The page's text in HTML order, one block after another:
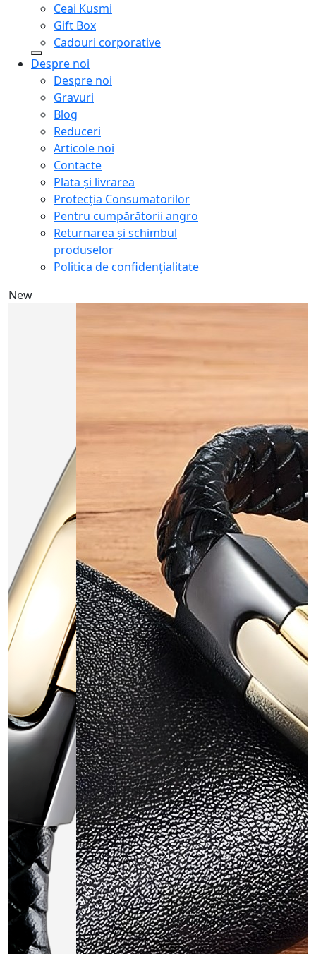
Ceai Kusmi
Gift Box
Cadouri corporative
Despre noi
Despre noi
Gravuri
Blog
Reduceri
Articole noi
Contacte
Plata și livrarea
Protecţia Consumatorilor
Pentru cumpărătorii angro
Returnarea și schimbul
produselor
Politica de confidențialitate
New